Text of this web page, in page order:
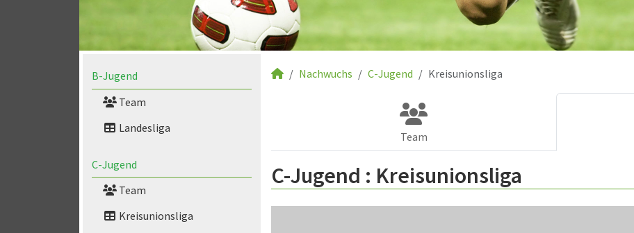
B-Jugend
Team
Landesliga
C-Jugend
Team
Kreisunionsliga
Nachwuchs C-Jugend Kreisunionsliga
Team
C-Jugend : Kreisunionsliga